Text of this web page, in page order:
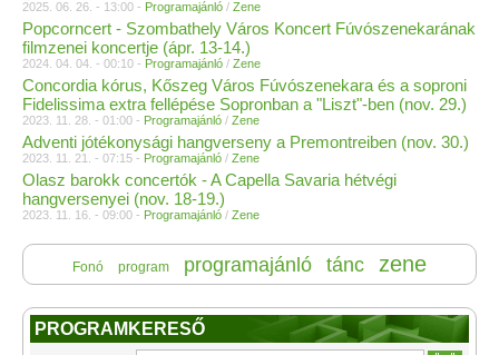
2025. 06. 26. - 13:00 - Programajánló / Zene
Popcorncert - Szombathely Város Koncert Fúvószenekarának
filmzenei koncertje (ápr. 13-14.)
2024. 04. 04. - 00:10 - Programajánló / Zene
Concordia kórus, Kőszeg Város Fúvószenekara és a soproni
Fidelissima extra fellépése Sopronban a "Liszt"-ben (nov. 29.)
2023. 11. 28. - 01:00 - Programajánló / Zene
Adventi jótékonysági hangverseny a Premontreiben (nov. 30.)
2023. 11. 21. - 07:15 - Programajánló / Zene
Olasz barokk concertók - A Capella Savaria hétvégi
hangversenyei (nov. 18-19.)
2023. 11. 16. - 09:00 - Programajánló / Zene
Fonó program programajánló tánc zene
PROGRAMKERESŐ